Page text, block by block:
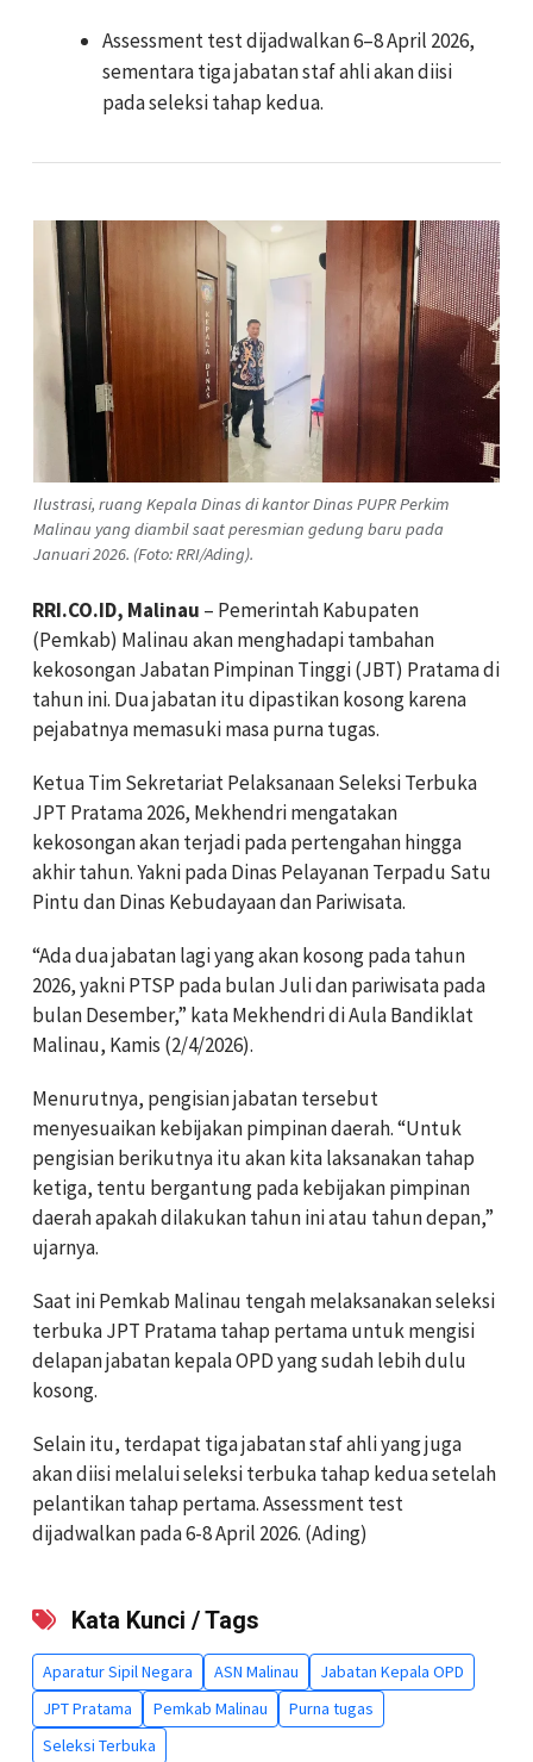
Assessment test dijadwalkan 6–8 April 2026,
sementara tiga jabatan staf ahli akan diisi
pada seleksi tahap kedua.
Ilustrasi, ruang Kepala Dinas di kantor Dinas PUPR Perkim
Malinau yang diambil saat peresmian gedung baru pada
Januari 2026. (Foto: RRI/Ading).
RRI.CO.ID, Malinau – Pemerintah Kabupaten
(Pemkab) Malinau akan menghadapi tambahan
kekosongan Jabatan Pimpinan Tinggi (JBT) Pratama di
tahun ini. Dua jabatan itu dipastikan kosong karena
pejabatnya memasuki masa purna tugas.
Ketua Tim Sekretariat Pelaksanaan Seleksi Terbuka
JPT Pratama 2026, Mekhendri mengatakan
kekosongan akan terjadi pada pertengahan hingga
akhir tahun. Yakni pada Dinas Pelayanan Terpadu Satu
Pintu dan Dinas Kebudayaan dan Pariwisata.
“Ada dua jabatan lagi yang akan kosong pada tahun
2026, yakni PTSP pada bulan Juli dan pariwisata pada
bulan Desember,” kata Mekhendri di Aula Bandiklat
Malinau, Kamis (2/4/2026).
Menurutnya, pengisian jabatan tersebut
menyesuaikan kebijakan pimpinan daerah. “Untuk
pengisian berikutnya itu akan kita laksanakan tahap
ketiga, tentu bergantung pada kebijakan pimpinan
daerah apakah dilakukan tahun ini atau tahun depan,”
ujarnya.
Saat ini Pemkab Malinau tengah melaksanakan seleksi
terbuka JPT Pratama tahap pertama untuk mengisi
delapan jabatan kepala OPD yang sudah lebih dulu
kosong.
Selain itu, terdapat tiga jabatan staf ahli yang juga
akan diisi melalui seleksi terbuka tahap kedua setelah
pelantikan tahap pertama. Assessment test
dijadwalkan pada 6-8 April 2026. (Ading)
Kata Kunci / Tags
Aparatur Sipil Negara ASN Malinau
Jabatan Kepala OPD
JPT Pratama
Pemkab Malinau
Purna tugas
Seleksi Terbuka